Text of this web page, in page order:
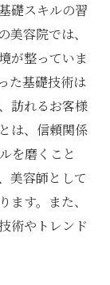
指導
ラム
ックの重要
おすすめ
の探し方
礎スキルの習
容院では、
が整っていま
た基礎技術は
訪れるお客様
は、信頼関係
を磨くこと
美容師として
す。また、
術やトレンド